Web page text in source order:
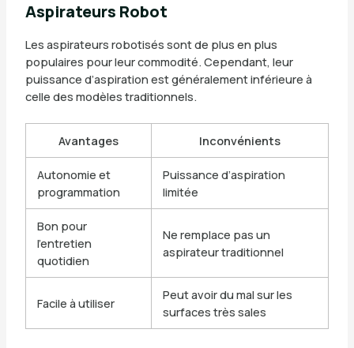
Aspirateurs Robot
Les aspirateurs robotisés sont de plus en plus
populaires pour leur commodité. Cependant, leur
puissance d’aspiration est généralement inférieure à
celle des modèles traditionnels.
Avantages Inconvénients
Autonomie et
programmation
Puissance d’aspiration
limitée
Bon pour
l’entretien
quotidien
Ne remplace pas un
aspirateur traditionnel
Facile à utiliser
Peut avoir du mal sur les
surfaces très sales